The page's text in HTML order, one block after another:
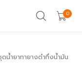
0
ดน้ำยาทายางดำกึ่งน้ำมัน